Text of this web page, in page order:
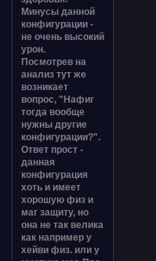
Минусы данной
конфигурации -
не очень высокий
урон.
Посмотрев на
анализ тут же
возникает
вопрос, "Нафиг
тогда вообще
нужны другие
конфигурации?".
Ответ прост -
данная
конфигурация
хоть и имеет
хорошую физ и
маг защиту, но
она не так велика
как например у
хейви физ. или у